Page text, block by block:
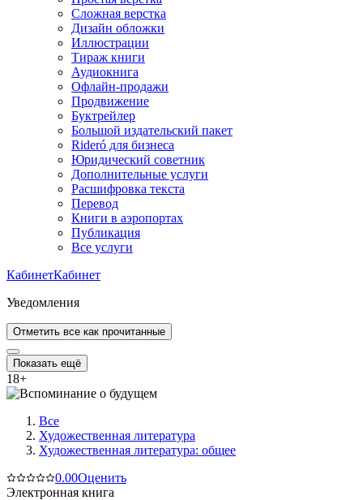
Сложная верстка
Дизайн обложки
Иллюстрации
Тираж книги
Аудиокнига
Офлайн-продажи
Продвижение
Буктрейлер
Большой издательский пакет
Rideró для бизнеса
Юридический советник
Дополнительные услуги
Расшифровка текста
Перевод
Книги в аэропортах
Публикация
Все услуги
КабинетКабинет
Уведомления
Отметить все как прочитанные
Показать ещё
18+
Все
Художественная литература
Художественная литература: общее
0.00Оценить
Электронная книга